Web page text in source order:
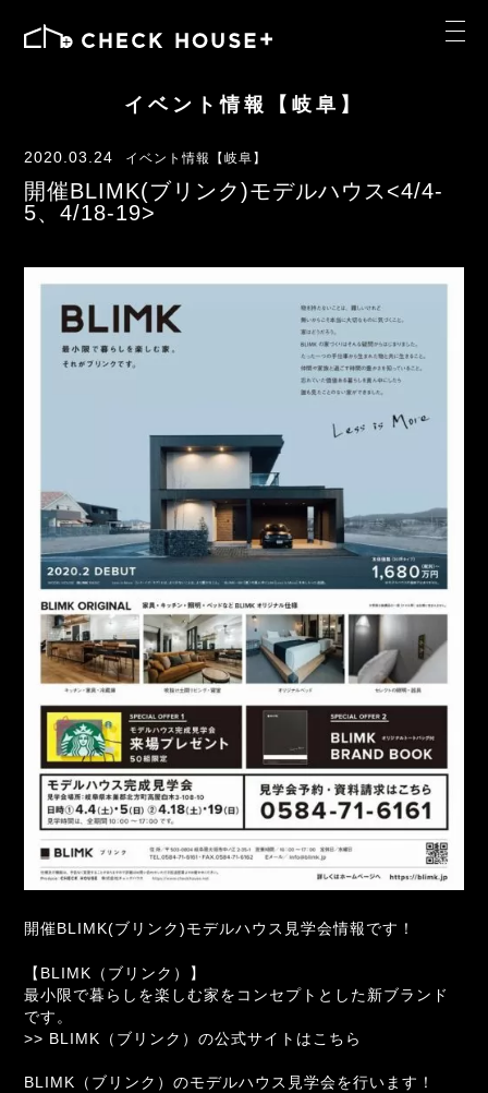
イベント情報【岐阜】
2020.03.24 イベント情報【岐阜】
開催BLIMK(ブリンク)モデルハウス<4/4-
5、4/18-19>
開催BLIMK(ブリンク)モデルハウス見学会情報です！
【BLIMK（ブリンク）】
最小限で暮らしを楽しむ家をコンセプトとした新ブランド
です。
>> BLIMK（ブリンク）の公式サイトはこちら
BLIMK（ブリンク）のモデルハウス見学会を行います！